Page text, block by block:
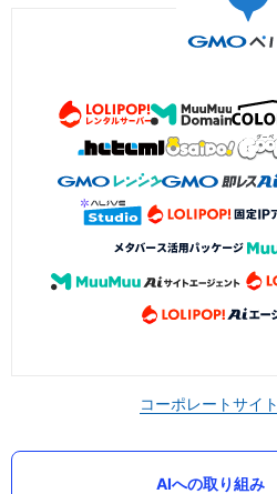
コーポレートサイト
AIへの取り組み